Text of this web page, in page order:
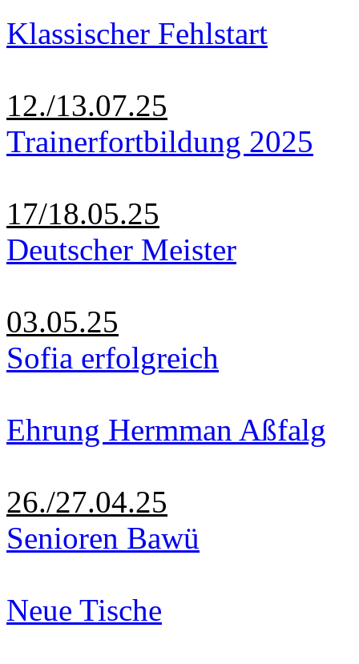
Klassischer Fehlstart
12./13.07.25
Trainerfortbildung 2025
17/18.05.25
Deutscher Meister
03.05.25
Sofia erfolgreich
Ehrung Hermman Aßfalg
26./27.04.25
Senioren Bawü
Neue Tische